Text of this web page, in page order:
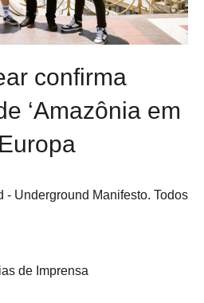
confirma
‘Amazônia em
Underground Manifesto. Todos
de Imprensa